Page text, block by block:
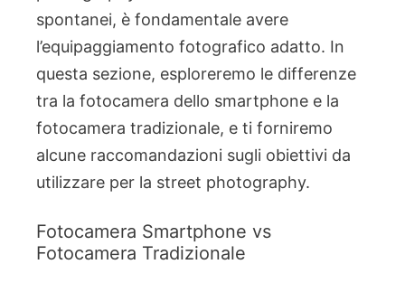
spontanei, è fondamentale avere
l’equipaggiamento fotografico adatto. In
questa sezione, esploreremo le differenze
tra la fotocamera dello smartphone e la
fotocamera tradizionale, e ti forniremo
alcune raccomandazioni sugli obiettivi da
utilizzare per la street photography.
Fotocamera Smartphone vs
Fotocamera Tradizionale